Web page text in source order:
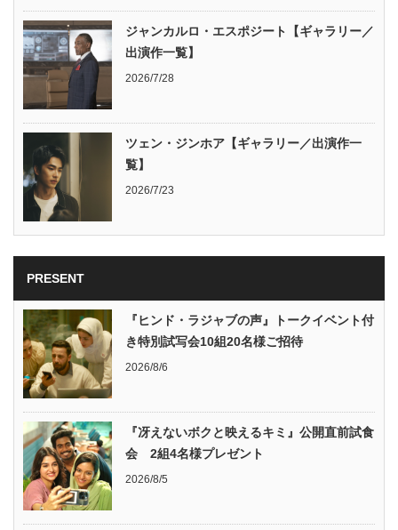
ジャンカルロ・エスポジート【ギャラリー／
出演作一覧】
2026/7/28
ツェン・ジンホア【ギャラリー／出演作一
覧】
2026/7/23
PRESENT
『ヒンド・ラジャブの声』トークイベント付
き特別試写会10組20名様ご招待
2026/8/6
『冴えないボクと映えるキミ』公開直前試食
会 2組4名様プレゼント
2026/8/5